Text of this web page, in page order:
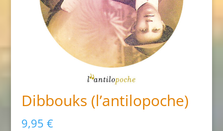
Dibbouks (l’antilopoche)
9,95 €